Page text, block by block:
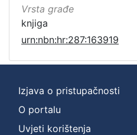
Vrsta građe
knjiga
urn:nbn:hr:287:163919
Izjava o pristupačnosti
O portalu
Uvjeti korištenja